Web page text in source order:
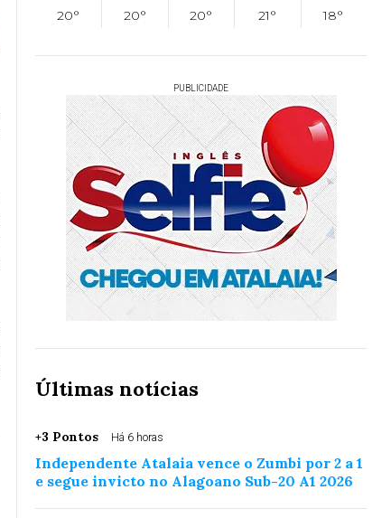
20°
20°
20°
21°
18°
PUBLICIDADE
Últimas notícias
+3 Pontos Há 6 horas
Independente Atalaia vence o Zumbi por 2 a 1
e segue invicto no Alagoano Sub-20 A1 2026